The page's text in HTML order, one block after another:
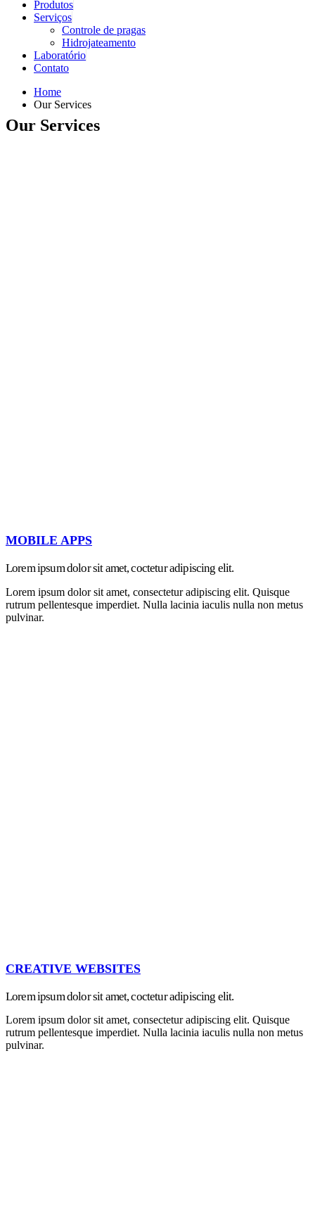
Produtos
Serviços
Controle de pragas
Hidrojateamento
Laboratório
Contato
Home
Our Services
Our Services
MOBILE APPS
Lorem ipsum dolor sit amet, coctetur adipiscing elit.
Lorem ipsum dolor sit amet, consectetur adipiscing elit. Quisque
rutrum pellentesque imperdiet. Nulla lacinia iaculis nulla non metus
pulvinar.
CREATIVE WEBSITES
Lorem ipsum dolor sit amet, coctetur adipiscing elit.
Lorem ipsum dolor sit amet, consectetur adipiscing elit. Quisque
rutrum pellentesque imperdiet. Nulla lacinia iaculis nulla non metus
pulvinar.